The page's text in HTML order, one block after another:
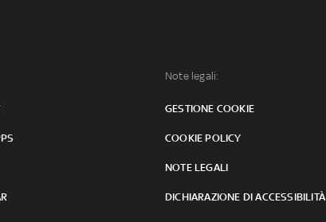
Note legali:
GESTIONE COOKIE
COOKIE POLICY
NOTE LEGALI
DICHIARAZIONE DI ACCESSIBILITÀ